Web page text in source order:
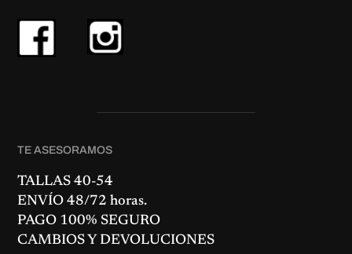
TE ASESORAMOS
TALLAS 40-54
ENVÍO 48/72 horas.
PAGO 100% SEGURO
CAMBIOS Y DEVOLUCIONES